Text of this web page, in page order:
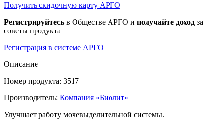
Получить скидочную карту АРГО
Регистрируйтесь в Обществе АРГО и получайте доход за
советы продукта
Регистрация в системе АРГО
Описание
Номер продукта: 3517
Производитель: Компания «Биолит»
Улучшает работу мочевыделительной системы.